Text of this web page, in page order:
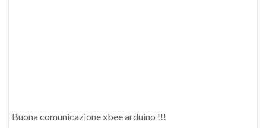
Buona comunicazione xbee arduino !!!